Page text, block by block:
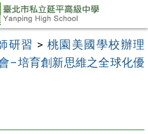
研習 > 桃園美國學校辦理
–培育創新思維之全球化優